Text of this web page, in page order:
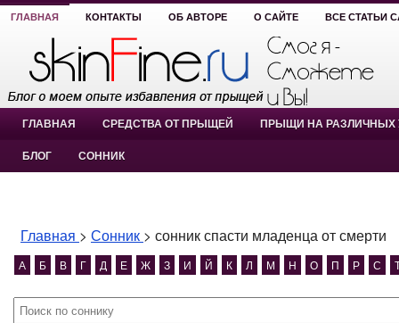
ГЛАВНАЯ КОНТАКТЫ ОБ АВТОРЕ О САЙТЕ ВСЕ СТАТЬИ
ГЛАВНАЯ СРЕДСТВА ОТ ПРЫЩЕЙ ПРЫЩИ НА РАЗЛИЧНЫХ
БЛОГ СОННИК
Главная > Сонник > сонник спасти младенца от смерти
А Б В Г Д Е Ж З И Й К Л М Н О П Р С